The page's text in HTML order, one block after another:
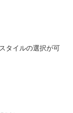
タイルの選択が可